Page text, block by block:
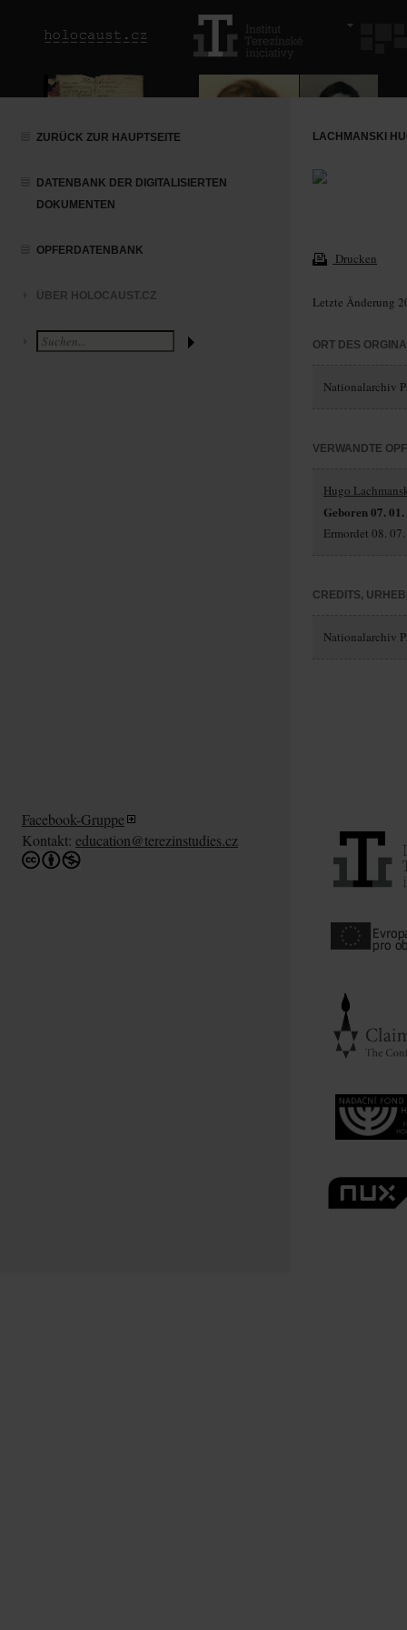
ZURÜCK ZUR HAUPTSEITE
DATENBANK DER DIGITALISIERTEN
DOKUMENTEN
OPFERDATENBANK
ÜBER HOLOCAUST.CZ
LACHMANSKI
Drucken
Letzte Änderung
ORT DES
Nationalarchiv
VERWANDTE
Hugo
Geboren 07.
Ermordet 08.
CREDITS,
Nationalarchiv
Facebook-Gruppe
Kontakt: education@terezinstudies.cz